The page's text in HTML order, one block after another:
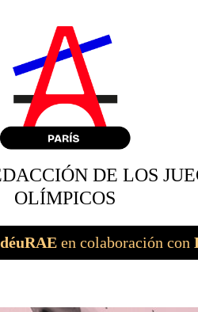
DE LOS
OLÍMPICOS
en colaboración con